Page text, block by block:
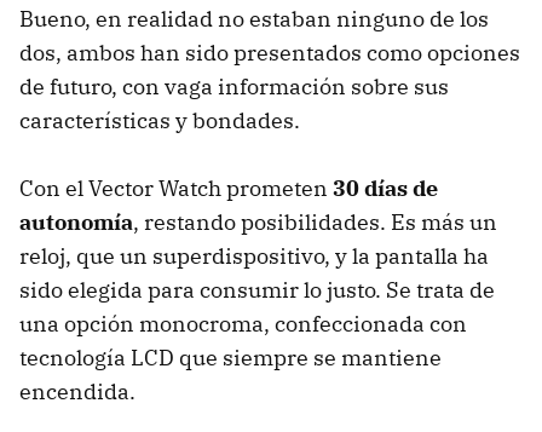
Bueno, en realidad no estaban ninguno de los
dos, ambos han sido presentados como opciones
de futuro, con vaga información sobre sus
características y bondades.
Con el Vector Watch prometen 30 días de
autonomía, restando posibilidades. Es más un
reloj, que un superdispositivo, y la pantalla ha
sido elegida para consumir lo justo. Se trata de
una opción monocroma, confeccionada con
tecnología LCD que siempre se mantiene
encendida.